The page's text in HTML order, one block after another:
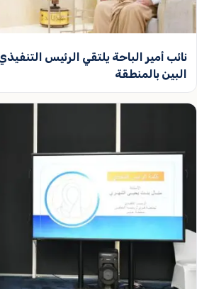
نائب أمير الباحة يلتقي الرئيس
البين بالمنطقة